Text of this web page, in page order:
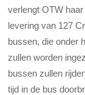
verlengt OTW
levering van 127
bussen, die onder
zullen worden
bussen zullen
tijd in de bus